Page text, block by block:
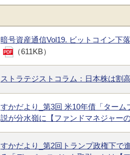
暗号資産通信Vol19. ビットコイン下
（611KB）
ストラテジストコラム：日本株は割
すかだより_第3回 米10年債「ター
説が分水嶺に【ファンドマネジャーの
すかだより_第2回トランプ政権下で